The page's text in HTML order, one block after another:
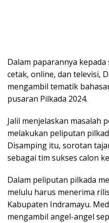
Dalam paparannya
cetak, online, dan televisi,
mengambil tematik
pusaran Pilkada 2024.
Jalil menjelaskan masalah
melakukan peliputan
Disamping itu, sorotan
sebagai tim sukses calon
Dalam peliputan pilkada
melulu harus menerima
Kabupaten Indramayu.
mengambil angel-angel